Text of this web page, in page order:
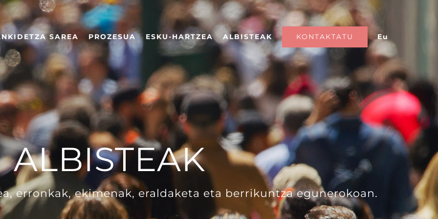
SAREA PROZESUA ESKU-HARTZEA ALBISTEAK KONTAKTATU Eu
ALBISTEAK
erronkak, ekimenak, eraldaketa eta berrikuntza egunerokoan.